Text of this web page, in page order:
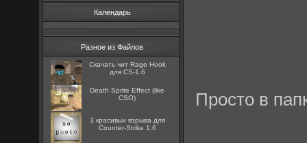
Календарь
Разное из Файлов
Скачать чит Rage Hook
для CS-1.6
Death Sprite Effect (like
CSO)
3 красивых взрыва для
Counter-Strike 1.6
Просто в